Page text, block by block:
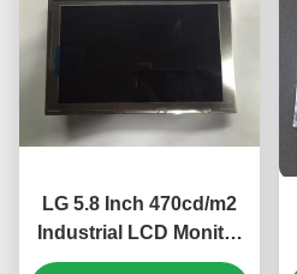
LG 5.8 Inch 470cd/m2
Industrial LCD Monitor
dengan 40pin